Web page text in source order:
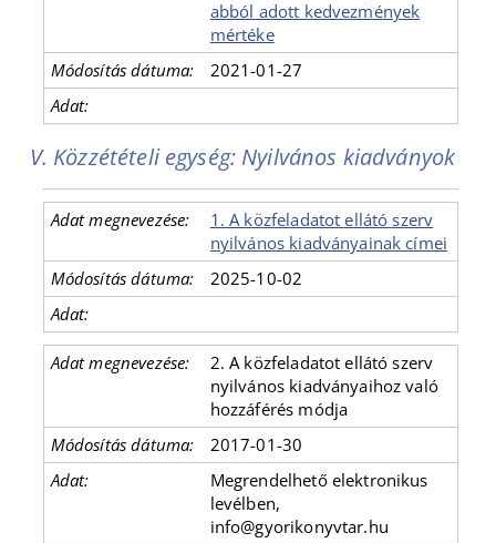
abból adott kedvezmények
mértéke
2021-01-27
V. Közzétételi egység: Nyilvános kiadványok
1. A közfeladatot ellátó szerv
nyilvános kiadványainak címei
2025-10-02
2. A közfeladatot ellátó szerv
nyilvános kiadványaihoz való
hozzáférés módja
2017-01-30
Megrendelhető elektronikus
levélben,
info@gyorikonyvtar.hu